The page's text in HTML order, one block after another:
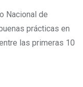
Nacional de
prácticas en
las primeras 10